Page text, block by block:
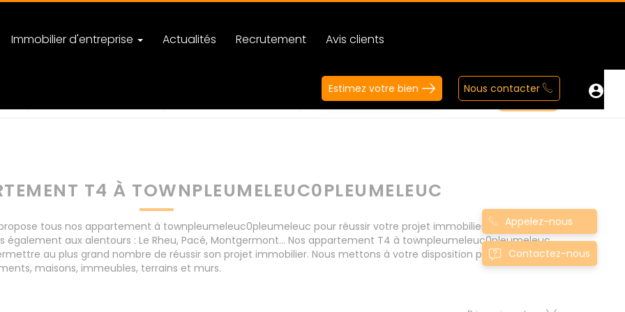
Immobilier d'entreprise Actualités Recrutement Avis clients
Estimez votre bien Nous contacter
T4 À TOWNPLEUMELEUC0PLEUMELEUC
tous nos appartement à townpleumeleuc0pleumeleuc pour réussir votre projet immobilier d' achat.
également aux alentours : Le Rheu, Pacé, Montgermont... Nos appartement T4 à townpleumeleuc0pleumeleuc
au plus grand nombre de réussir son projet immobilier. Nous mettons à votre disposition parkings,
maisons, immeubles, terrains et murs.
Appelez-nous
Contactez-nous